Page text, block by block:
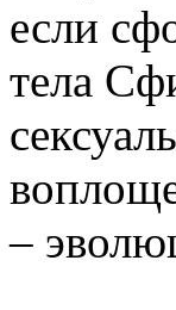
если
тела
–